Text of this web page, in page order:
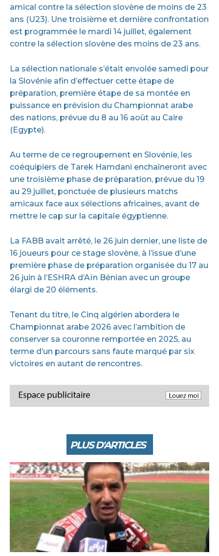
amical contre la sélection slovène de moins de 23
ans (U23). Une troisième et dernière confrontation
est programmée le mardi 14 juillet, également
contre la sélection slovène des moins de 23 ans.
La sélection nationale s’était envolée samedi pour
la Slovénie afin d’effectuer cette étape de
préparation, première étape de sa montée en
puissance en prévision du Championnat arabe
des nations, prévue du 8 au 16 août au Caire
(Egypte).
Au terme de ce regroupement en Slovénie, les
coéquipiers de Tarek Hamdani enchaîneront avec
une troisième phase de préparation, prévue du 19
au 29 juillet, ponctuée de plusieurs matchs
amicaux face aux sélections africaines, avant de
mettre le cap sur la capitale égyptienne.
La FABB avait arrêté, le 26 juin dernier, une liste de
16 joueurs pour ce stage slovène, à l’issue d’une
première phase de préparation organisée du 17 au
26 juin à l’ESHRA d’Aïn Bénian avec un groupe
élargi de 20 éléments.
Tenant du titre, le Cinq algérien abordera le
Championnat arabe 2026 avec l’ambition de
conserver sa couronne remportée en 2025, au
terme d’un parcours sans faute marqué par six
victoires en autant de rencontres.
PLUS D'ARTICLES